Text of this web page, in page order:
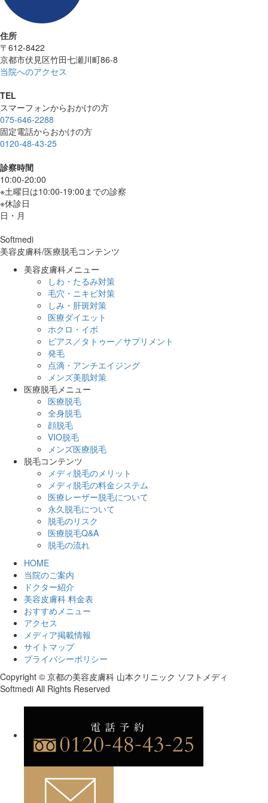
住所
〒612-8422
京都市伏見区竹田七瀬川町86-8
当院へのアクセス
TEL
スマーフォンからおかけの方
075-646-2288
固定電話からおかけの方
0120-48-43-25
診察時間
10:00-20:00
※土曜日は10:00-19:00までの診察
※休診日
日・月
Softmedi
美容皮膚科/医療脱毛コンテンツ
美容皮膚科メニュー
しわ・たるみ対策
毛穴・ニキビ対策
しみ・肝斑対策
医療ダイエット
ホクロ・イボ
ピアス／タトゥー／サプリメント
発毛
点滴・アンチエイジング
メンズ美肌対策
医療脱毛メニュー
医療脱毛
全身脱毛
顔脱毛
VIO脱毛
メンズ医療脱毛
脱毛コンテンツ
メディ脱毛のメリット
メディ脱毛の料金システム
医療レーザー脱毛について
永久脱毛について
脱毛のリスク
医療脱毛Q&A
脱毛の流れ
HOME
当院のご案内
ドクター紹介
美容皮膚科 料金表
おすすめメニュー
アクセス
メディア掲載情報
サイトマップ
プライバシーポリシー
Copyright © 京都の美容皮膚科 山本クリニック ソフトメディ
Softmedi All Rights Reserved